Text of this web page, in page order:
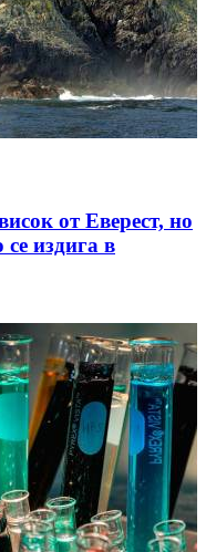
от Еверест, но
се издига в